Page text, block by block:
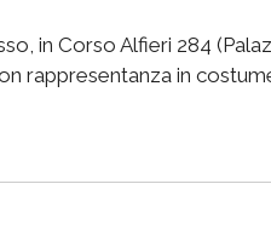
in Corso Alfieri 284
rappresentanza in